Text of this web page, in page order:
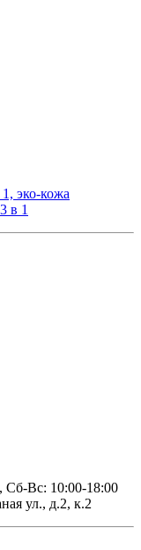
эко-кожа
в 1
Сб-Вс: 10:00-18:00
ул., д.2, к.2